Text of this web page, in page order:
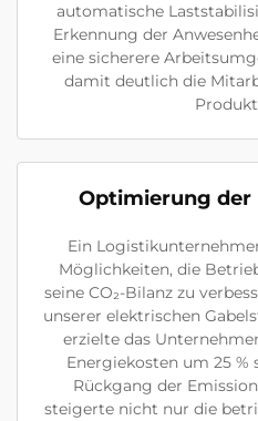
automatische
Erkennung der
eine sicherere
damit deutlich die
Optimierung
Ein
Möglichkeiten, die
seine CO₂-Bilanz zu
unserer elektrischen
erzielte das
Energiekosten um 25
Rückgang der
steigerte nicht nur die